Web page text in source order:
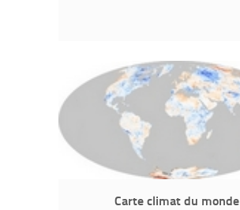
Carte climat du monde